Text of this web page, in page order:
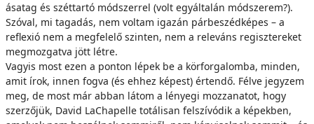
ásatag és széttartó módszerrel (volt egyáltalán módszerem?).
Szóval, mi tagadás, nem voltam igazán párbeszédképes – a
reflexió nem a megfelelő szinten, nem a releváns regisztereket
megmozgatva jött létre.
Vagyis most ezen a ponton lépek be a körforgalomba, minden,
amit írok, innen fogva (és ehhez képest) értendő. Félve jegyzem
meg, de most már abban látom a lényegi mozzanatot, hogy
szerzőjük, David LaChapelle totálisan felszívódik a képekben,